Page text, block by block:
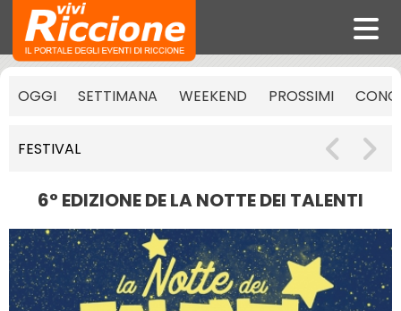
OGGI SETTIMANA WEEKEND PROSSIMI
FESTIVAL
6° EDIZIONE DE LA NOTTE DEI TALENTI